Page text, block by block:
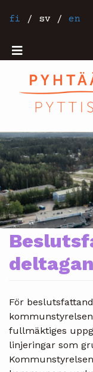
tillfi / sv / en
För
fullmäktiges
linjeringar som